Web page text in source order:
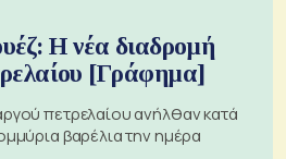
Η νέα διαδρομή
[Γράφημα]
πετρελαίου ανήλθαν κατά
βαρέλια την ημέρα